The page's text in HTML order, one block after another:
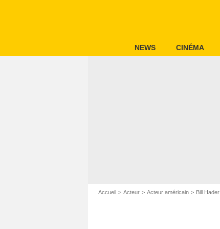
NEWS CINÉMA
Accueil Acteur Acteur américain Bill Hader